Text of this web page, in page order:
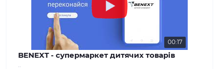
00:17
BENEXT - супермаркет дитячих товарів